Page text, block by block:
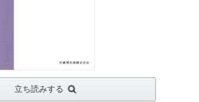
立ち読みする